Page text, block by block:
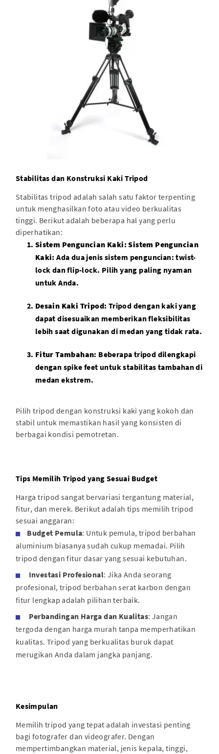
Stabilitas dan Konstruksi Kaki Tripod
Stabilitas tripod adalah salah satu faktor terpenting
untuk menghasilkan foto atau video berkualitas
tinggi. Berikut adalah beberapa hal yang perlu
diperhatikan:
Sistem Penguncian Kaki:Sistem Penguncian
Kaki: Ada dua jenis sistem penguncian: twist-
lock dan flip-lock. Pilih yang paling nyaman
untuk Anda.
Desain Kaki Tripod: Tripod dengan kaki yang
dapat disesuaikan memberikan fleksibilitas
lebih saat digunakan di medan yang tidak rata.
Fitur Tambahan: Beberapa tripod dilengkapi
dengan spike feet untuk stabilitas tambahan di
medan ekstrem.
Pilih tripod dengan konstruksi kaki yang kokoh dan
stabil untuk memastikan hasil yang konsisten di
berbagai kondisi pemotretan.
Tips Memilih Tripod yang Sesuai Budget
Harga tripod sangat bervariasi tergantung material,
fitur, dan merek. Berikut adalah tips memilih tripod
sesuai anggaran:
Budget Pemula: Untuk pemula, tripod berbahan
aluminium biasanya sudah cukup memadai. Pilih
tripod dengan fitur dasar yang sesuai kebutuhan.
Investasi Profesional: Jika Anda seorang
profesional, tripod berbahan serat karbon dengan
fitur lengkap adalah pilihan terbaik.
Perbandingan Harga dan Kualitas: Jangan
tergoda dengan harga murah tanpa memperhatikan
kualitas. Tripod yang berkualitas buruk dapat
merugikan Anda dalam jangka panjang.
Kesimpulan
Memilih tripod yang tepat adalah investasi penting
bagi fotografer dan videografer. Dengan
mempertimbangkan material, jenis kepala, tinggi,